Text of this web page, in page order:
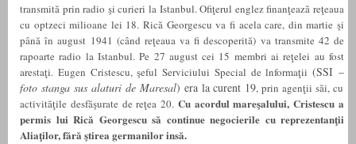
transmită prin radio şi curieri la Istanbul. Ofiţerul englez finanţează reţeaua
cu optzeci milioane lei 18. Rică Georgescu va fi acela care, din martie şi
până în august 1941 (când reţeaua va fi descoperită) va transmite 42 de
rapoarte radio la Istanbul. Pe 27 august cei 15 membri ai reţelei au fost
arestaţi. Eugen Cristescu, şeful Serviciului Special de lnformaţii(SSI –
foto stanga sus alaturi de Maresal) era la curent 19, prin agenţii săi, cu
activităţile desfăşurate de reţea 20. Cu acordul mareşalului, Cristescu a
permis lui Rică Georgescu să continue negocierile cu reprezentanţii
Aliaţilor, fără ştirea germanilor insă.